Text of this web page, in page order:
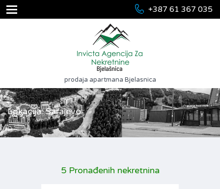
+387 61 367 035
prodaja apartmana Bjelasnica
Lokacija: Sarajevo
5 Pronađenih nekretnina